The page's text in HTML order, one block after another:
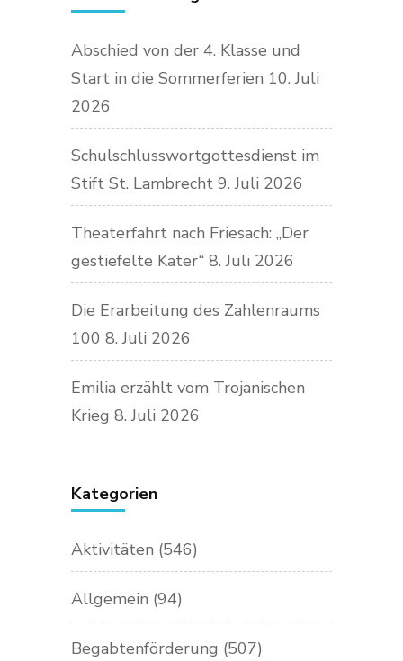
Abschied von der 4. Klasse und
Start in die Sommerferien 10. Juli
2026
Schulschlusswortgottesdienst im
Stift St. Lambrecht 9. Juli 2026
Theaterfahrt nach Friesach: „Der
gestiefelte Kater“ 8. Juli 2026
Die Erarbeitung des Zahlenraums
100 8. Juli 2026
Emilia erzählt vom Trojanischen
Krieg 8. Juli 2026
Kategorien
Aktivitäten (546)
Allgemein (94)
Begabtenförderung (507)